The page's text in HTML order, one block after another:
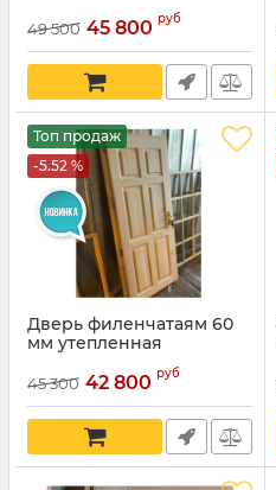
49 500 45 800 руб
Топ продаж
-5.52 %
Дверь филенчатаям 60
мм утепленная
45 300 42 800 руб